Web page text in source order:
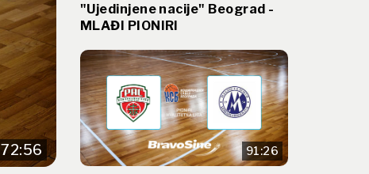
72:56
"Ujedinjene nacije" Beograd -
MLAĐI PIONIRI
91:26